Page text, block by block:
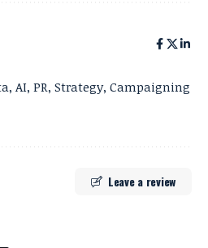
AI, PR, Strategy, Campaigning
Leave a review